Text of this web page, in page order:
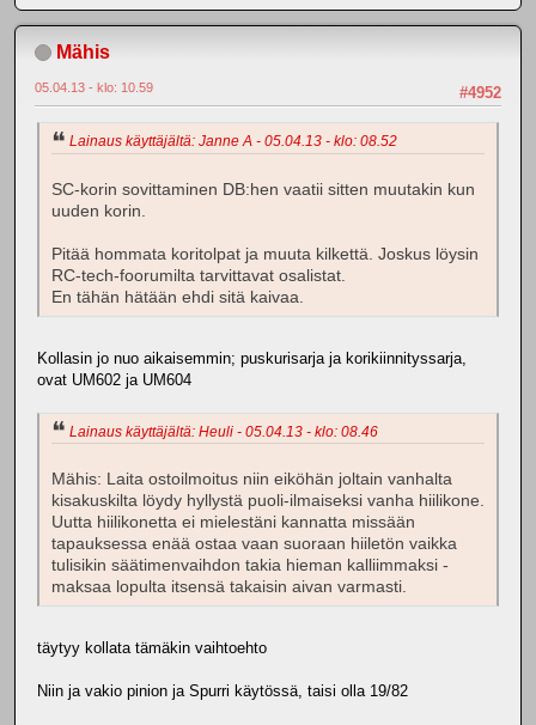
Mähis
#4952
05.04.13 - klo: 10.59
Lainaus käyttäjältä: Janne A - 05.04.13 - klo: 08.52
SC-korin sovittaminen DB:hen vaatii sitten muutakin kun
uuden korin.
Pitää hommata koritolpat ja muuta kilkettä. Joskus löysin
RC-tech-foorumilta tarvittavat osalistat.
En tähän hätään ehdi sitä kaivaa.
Kollasin jo nuo aikaisemmin; puskurisarja ja korikiinnityssarja,
ovat UM602 ja UM604
Lainaus käyttäjältä: Heuli - 05.04.13 - klo: 08.46
Mähis: Laita ostoilmoitus niin eiköhän joltain vanhalta
kisakuskilta löydy hyllystä puoli-ilmaiseksi vanha hiilikone.
Uutta hiilikonetta ei mielestäni kannatta missään
tapauksessa enää ostaa vaan suoraan hiiletön vaikka
tulisikin säätimenvaihdon takia hieman kalliimmaksi -
maksaa lopulta itsensä takaisin aivan varmasti.
täytyy kollata tämäkin vaihtoehto
Niin ja vakio pinion ja Spurri käytössä, taisi olla 19/82